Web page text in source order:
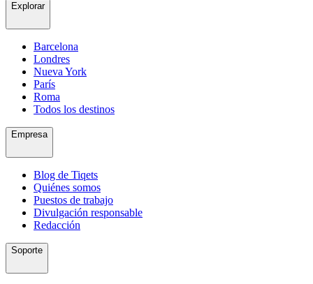
Explorar
Barcelona
Londres
Nueva York
París
Roma
Todos los destinos
Empresa
Blog de Tiqets
Quiénes somos
Puestos de trabajo
Divulgación responsable
Redacción
Soporte